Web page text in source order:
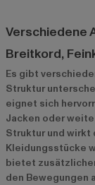
Verschiedene
Breitkord,
Es gibt
Struktur
eignet sich
Jacken oder
Struktur und
Kleidungsstücke
bietet
den